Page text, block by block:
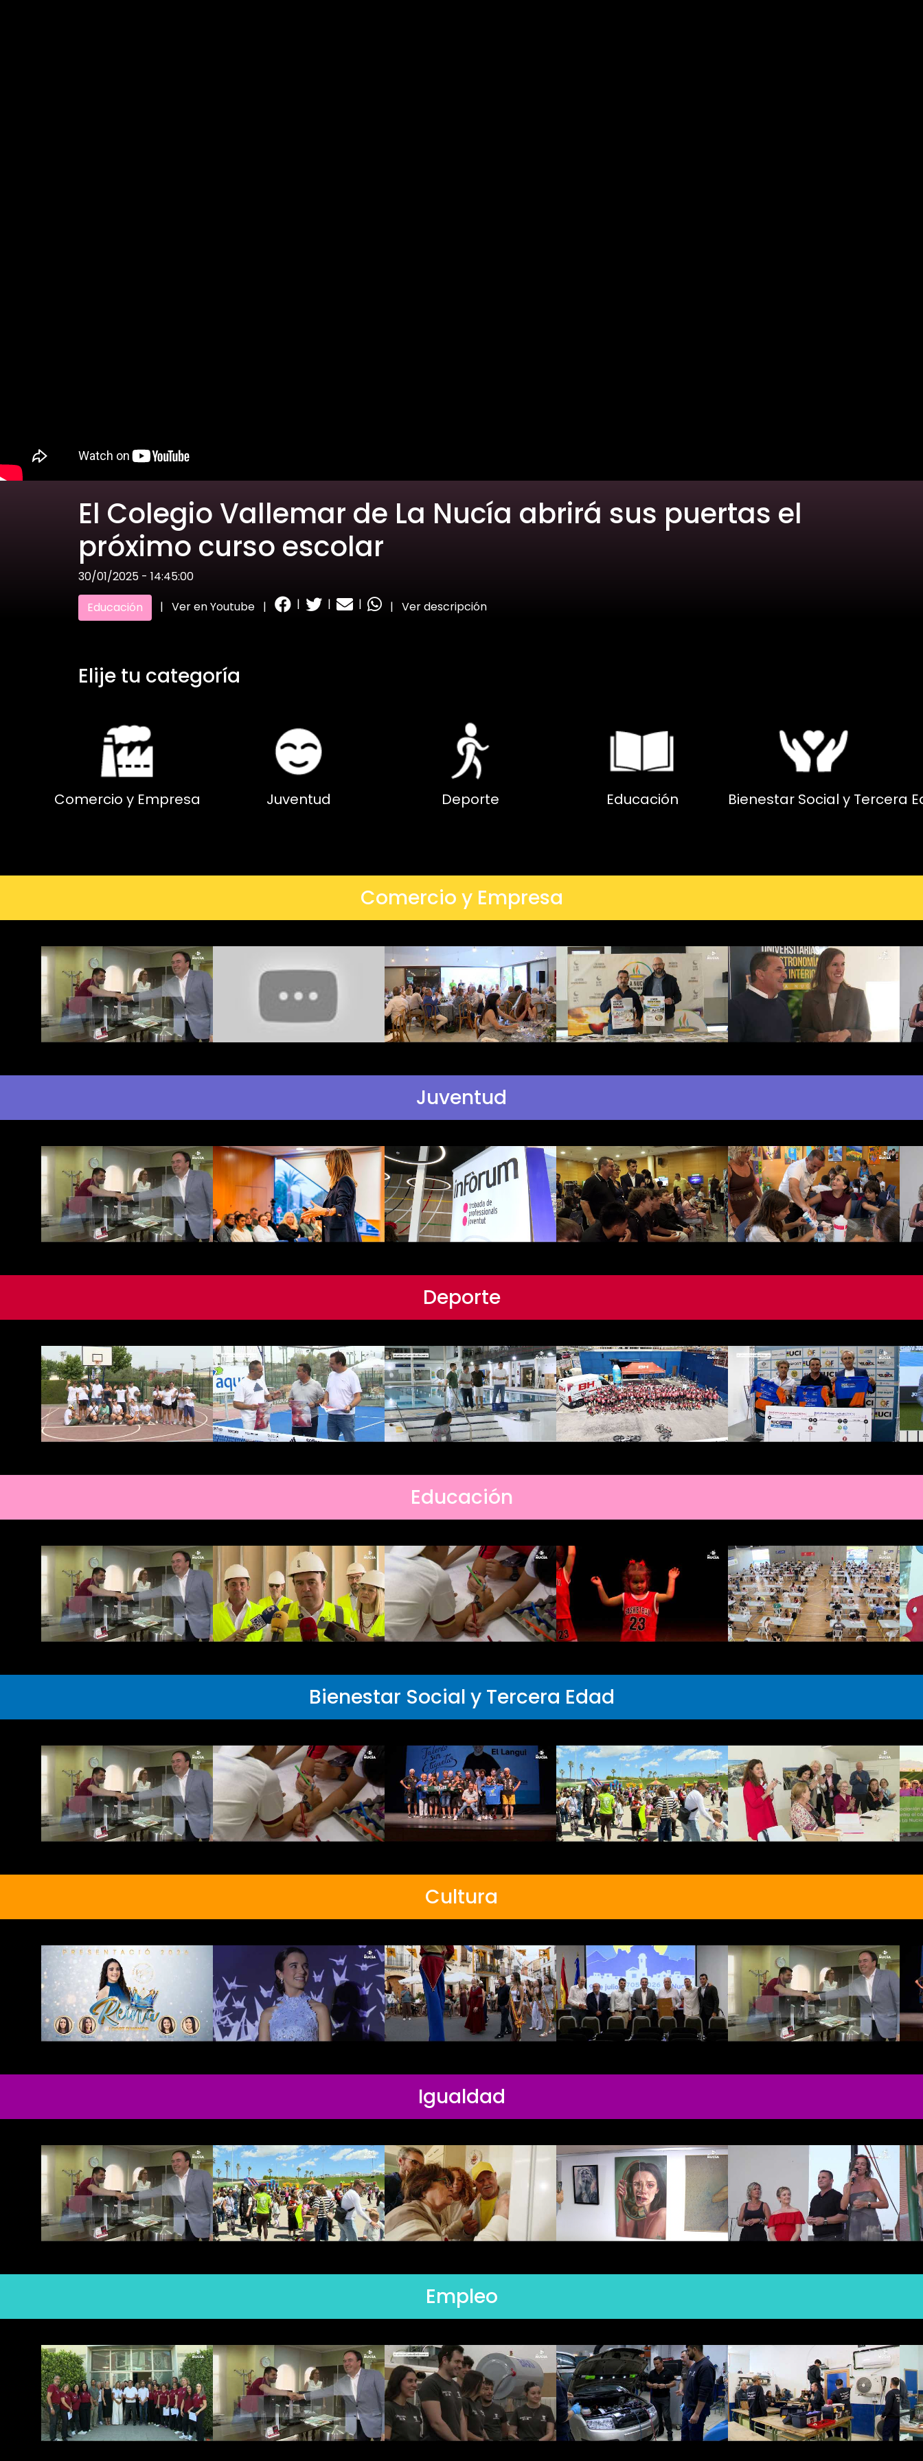
El Colegio Vallemar de La Nucía abrirá sus puertas el
próximo curso escolar
30/01/2025 - 14:45:00
Educación
| Ver en Youtube | | | | | Ver descripción
Elije tu categoría
Comercio y Empresa Juventud Deporte Educación Bienestar Social y Tercera
Comercio y Empresa
Juventud
Deporte
Educación
Bienestar Social y Tercera Edad
Cultura
Igualdad
Empleo